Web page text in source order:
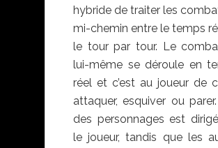
hybride de traiter les
mi-chemin entre le temps
le tour par tour. Le
lui-même se déroule en
réel et c’est au joueur de
attaquer, esquiver ou parer.
des personnages est
le joueur, tandis que les